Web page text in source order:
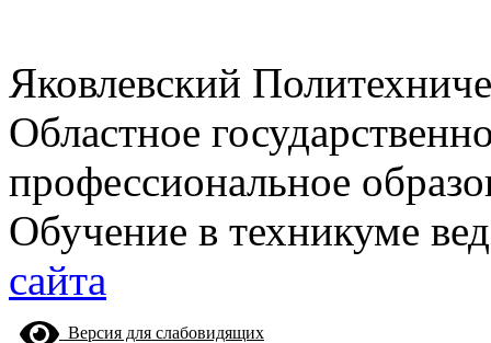
Яковлевский
Областное
профессиональное
Обучение в техникуме
сайта
Версия для слабовидящих